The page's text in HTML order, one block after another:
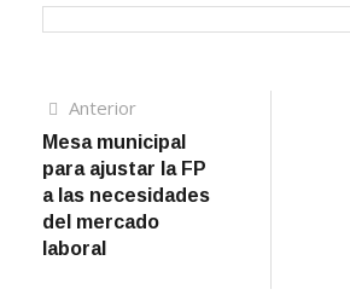
Navegación
de
entradas
AnteriorArtículo
anterior
Mesa municipal
para ajustar la FP
a las necesidades
del mercado
laboral